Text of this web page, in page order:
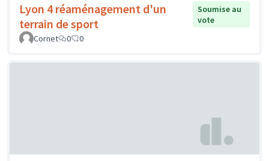
Lyon 4 réaménagement d'un
terrain de sport
Soumise au
vote
Cornet
0 0